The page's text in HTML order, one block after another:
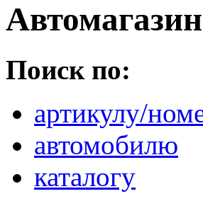
Автомагазин
Поиск по:
артикулу/
автомобилю
каталогу